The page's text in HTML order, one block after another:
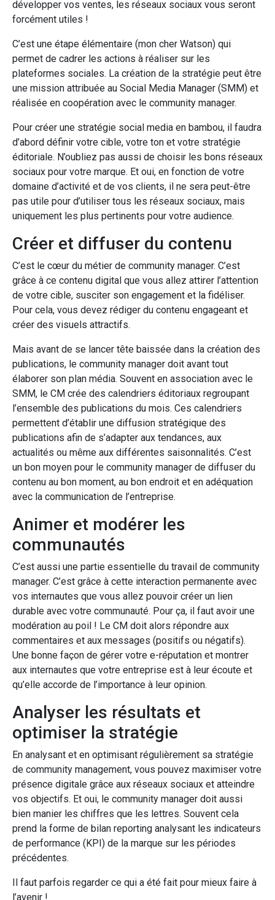
développer vos ventes, les réseaux sociaux vous seront
forcément utiles !
C’est une étape élémentaire (mon cher Watson) qui
permet de cadrer les actions à réaliser sur les
plateformes sociales. La création de la stratégie peut être
une mission attribuée au Social Media Manager (SMM) et
réalisée en coopération avec le community manager.
Pour créer une stratégie social media en bambou, il faudra
d’abord définir votre cible, votre ton et votre stratégie
éditoriale. N’oubliez pas aussi de choisir les bons réseaux
sociaux pour votre marque. Et oui, en fonction de votre
domaine d’activité et de vos clients, il ne sera peut-être
pas utile pour d’utiliser tous les réseaux sociaux, mais
uniquement les plus pertinents pour votre audience.
Créer et diffuser du contenu
C’est le cœur du métier de community manager. C’est
grâce à ce contenu digital que vous allez attirer l’attention
de votre cible, susciter son engagement et la fidéliser.
Pour cela, vous devez rédiger du contenu engageant et
créer des visuels attractifs.
Mais avant de se lancer tête baissée dans la création des
publications, le community manager doit avant tout
élaborer son plan média. Souvent en association avec le
SMM, le CM crée des calendriers éditoriaux regroupant
l’ensemble des publications du mois. Ces calendriers
permettent d’établir une diffusion stratégique des
publications afin de s’adapter aux tendances, aux
actualités ou même aux différentes saisonnalités. C’est
un bon moyen pour le community manager de diffuser du
contenu au bon moment, au bon endroit et en adéquation
avec la communication de l’entreprise.
Animer et modérer les
communautés
C’est aussi une partie essentielle du travail de community
manager. C’est grâce à cette interaction permanente avec
vos internautes que vous allez pouvoir créer un lien
durable avec votre communauté. Pour ça, il faut avoir une
modération au poil ! Le CM doit alors répondre aux
commentaires et aux messages (positifs ou négatifs).
Une bonne façon de gérer votre e-réputation et montrer
aux internautes que votre entreprise est à leur écoute et
qu’elle accorde de l’importance à leur opinion.
Analyser les résultats et
optimiser la stratégie
En analysant et en optimisant régulièrement sa stratégie
de community management, vous pouvez maximiser votre
présence digitale grâce aux réseaux sociaux et atteindre
vos objectifs. Et oui, le community manager doit aussi
bien manier les chiffres que les lettres. Souvent cela
prend la forme de bilan reporting analysant les indicateurs
de performance (KPI) de la marque sur les périodes
précédentes.
Il faut parfois regarder ce qui a été fait pour mieux faire à
l’avenir !